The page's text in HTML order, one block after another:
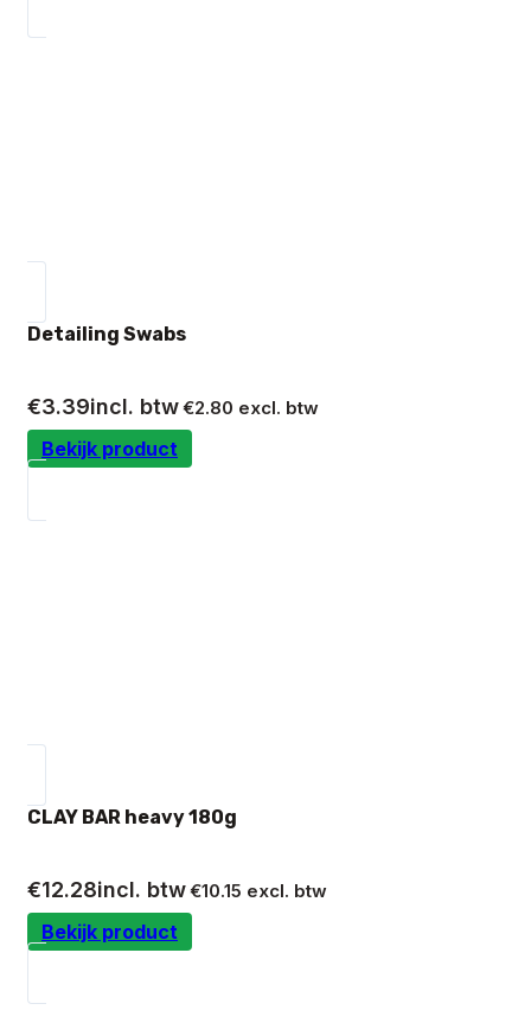
Detailing Swabs
€3.39incl. btw€2.80 excl. btw
Bekijk product
CLAY BAR heavy 180g
€12.28incl. btw€10.15 excl. btw
Bekijk product